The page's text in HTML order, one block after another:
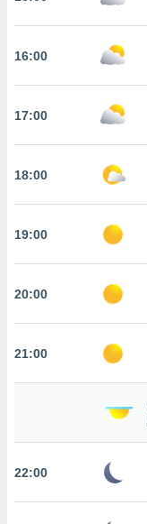
la
en
de
votre
le
des
au
16:00
17:00
18:00
19:00
20:00
21:00
22:00